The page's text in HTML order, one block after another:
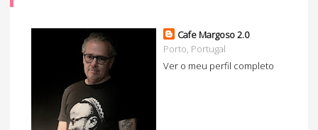
Cafe Margoso 2.0
Porto, Portugal
Ver o meu perfil completo